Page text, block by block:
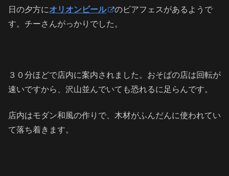
日の夕方にオリオンビール
のビアフェスがあるようで
す。チーさんがっかりでした。
３０分ほどで店内に案内されました。おそばの店は回転が
速いですから、沢山並んでいても恐れるに足らんです。
店内はモダン和風の作りで、木材がふんだんに使われてい
て落ち着きます。